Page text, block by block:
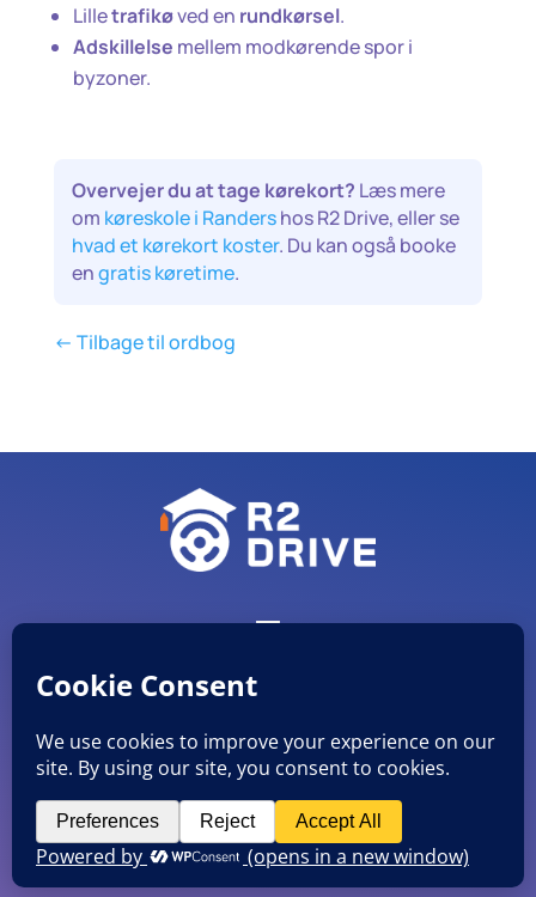
Lilletrafikøved en rundkørsel.
Adskillelse mellem modkørende spor i
byzoner.
Overvejer du at tage kørekort? Læs mere
om køreskole i Randershos R2 Drive, eller se
hvad et kørekort koster. Du kan også booke
engratis køretime.
<- Tilbage til ordbog
CVR nr. 38051482
Mobil: 27846920 E-mail: info@r2drive.dk
Rådmands Boulevard 5 st.th., 8900 Randers C